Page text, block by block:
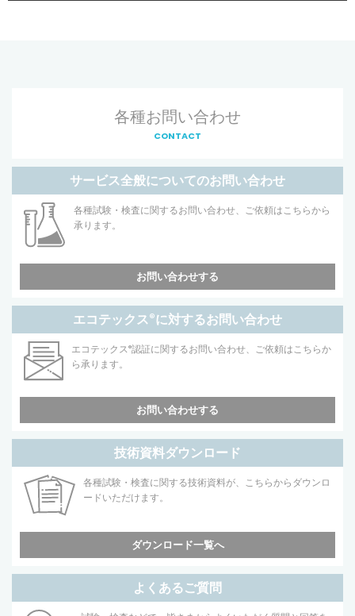
各種お問い合わせ
CONTACT
サービス全般についてのお問い合わせ
各種試験・検査に関するお問い合わせ、ご依頼はこちらから
承ります。
お問い合わせする
エコテックス®に対するお問い合わせ
エコテックス®認証に関するお問い合わせ、ご依頼はこちらか
ら承ります。
お問い合わせする
技術資料ダウンロード
各種試験・検査に関する技術資料が、こちらからダウンロ
ードいただけます。
ダウンロード一覧へ
よくあるご質問